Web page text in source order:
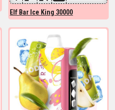
Elf Bar Ice King 30000